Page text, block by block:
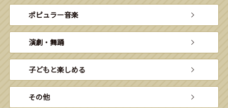
ポピュラー音楽
演劇・舞踊
子どもと楽しめる
その他